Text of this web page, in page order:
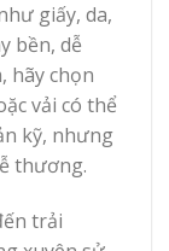
giấy, da,
bền, dễ
hãy chọn
vải có thể
kỹ, nhưng
thương.
trải